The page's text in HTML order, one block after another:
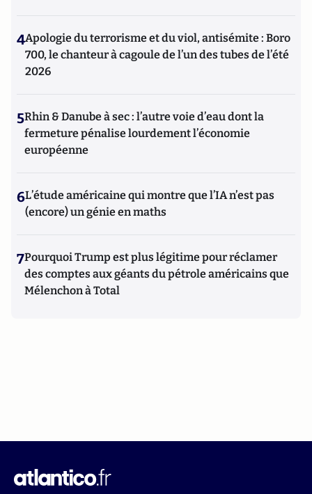
4Apologie du terrorisme et du viol, antisémite : Boro
700, le chanteur à cagoule de l’un des tubes de l’été
2026
5Rhin & Danube à sec : l’autre voie d’eau dont la
fermeture pénalise lourdement l’économie
européenne
6L’étude américaine qui montre que l’IA n’est pas
(encore) un génie en maths
7Pourquoi Trump est plus légitime pour réclamer
des comptes aux géants du pétrole américains que
Mélenchon à Total